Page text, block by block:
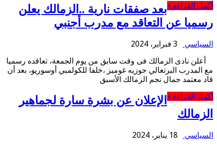
أكمل القراءة »بعد صفقات نارية ..الزمالك يعلن
رسميا عن التعاقد مع مدرب أجنبي
السياسي
3 فبراير، 2024
أعلن نادى الزمالك فى وقت سابق من يوم الجمعة، تعاقده رسميا
مع المدرب البرتغالي جوزيه غوميز ،خلفا للكولمبي أوسوريو، بعد أن
قاد معتمد جمال نجم الزمالك الأسبق
أكمل القراءة » الإعلان عن بشرة سارة لجماهير
الزمالك
السياسي
18 يناير، 2024